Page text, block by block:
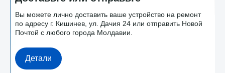
Вы можете лично доставить ваше устройство на ремонт
по адресу г. Кишинев, ул. Дачия 24 или отправить Новой
Почтой с любого города Молдавии.
Детали